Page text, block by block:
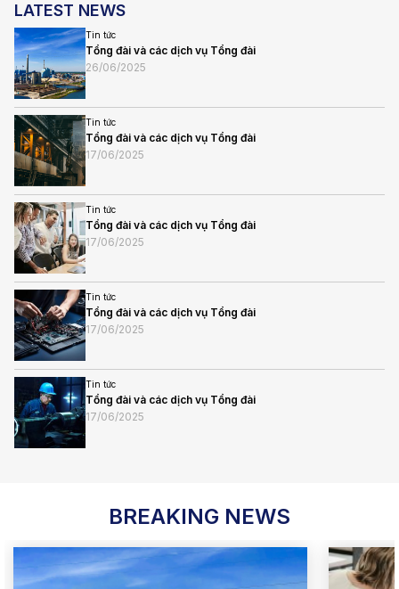
BREAKING NEWS
LATEST NEWS
Tin tức
Tổng đài và các dịch vụ Tổng đài
26/06/2025
Tin tức
Tổng đài và các dịch vụ Tổng đài
17/06/2025
Tin tức
Tổng đài và các dịch vụ Tổng đài
17/06/2025
Tin tức
Tổng đài và các dịch vụ Tổng đài
17/06/2025
Tin tức
Tổng đài và các dịch vụ Tổng đài
17/06/2025